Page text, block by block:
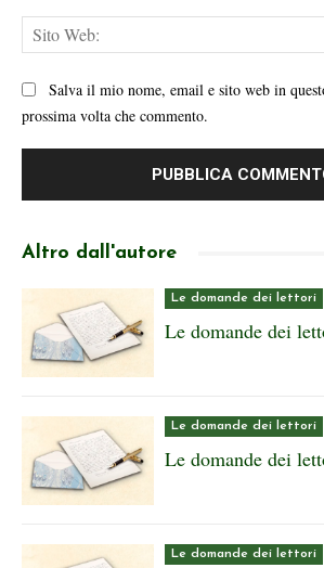
Salva il mio nome, email e sito web in
prossima volta che commento.
Altro dall'autore
Le domande dei lettori
Le domande dei
Le domande dei lettori
Le domande dei
Le domande dei lettori